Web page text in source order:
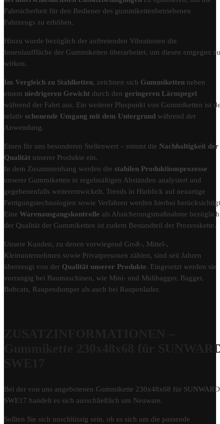
Fahrsicherheit für den Bediener des gummikettenbetriebenen
Fahrzeugs zu erhöhen.
Hinzu wurde bezüglich der auftretenden Vibrationen die
Innenlauffläche der Gummiketten überarbeitet, um diesen entgegen zu
wirken.
Im Vergleich zu Stahlketten, zeichnen sich Gummiketten neben
einem niedrigeren Gewicht durch den geringeren Lärmpegel
während der Fahrt aus. Ein weiterer Pluspunkt von Gummiketten ist
relativ schonende Umgang mit dem Untergrund während der
Anwendung.
Einen für uns besonderen Stellenwert – nimmt die Nachhaltigkeit der
Qualität unserer Produkte ein.
In dem Zusammenhang werden die stabilen Produktionsprozesse
unserer Gummiketten in regelmäßigen Abständen analysiert und
gegebenenfalls weiterentwickelt. Trends in Hinblick auf neuartige
Fertigungstechnologien sowie Verfahren werden hierbei
Eine Warenausgangskontrolle als Absicherungsmaßnahme bezüglich
der Qualität der Gummiketten ist zudem Bestandteil der Prozesskette.
Unsere Kunden, zu denen vorwiegend Groß-, Mittel-,
Kleinunternehmen sowie Privatpersonen zählen, sind seit Jahren
überzeugt von der Qualität unserer Produkte. Eingesetzt werden sie
vorrangig bei Baumaschinen, wie Mini- und Midibagger, Bagger,
Bobcats, Raupendumper als auch bei Raupenlader.
Gummikette 230x48x68 für
Bei der von uns angebotenen Gummikette 230x48x68 für SUNWARD
SWE17 handelt es sich ausschließlich um Neuware.
Sollten Sie sich unschlüssig sein, ob es sich um die passende